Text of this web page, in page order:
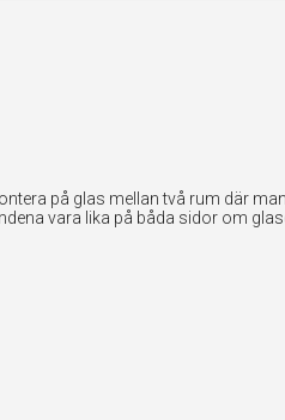
på glas mellan två rum där
vara lika på båda sidor om